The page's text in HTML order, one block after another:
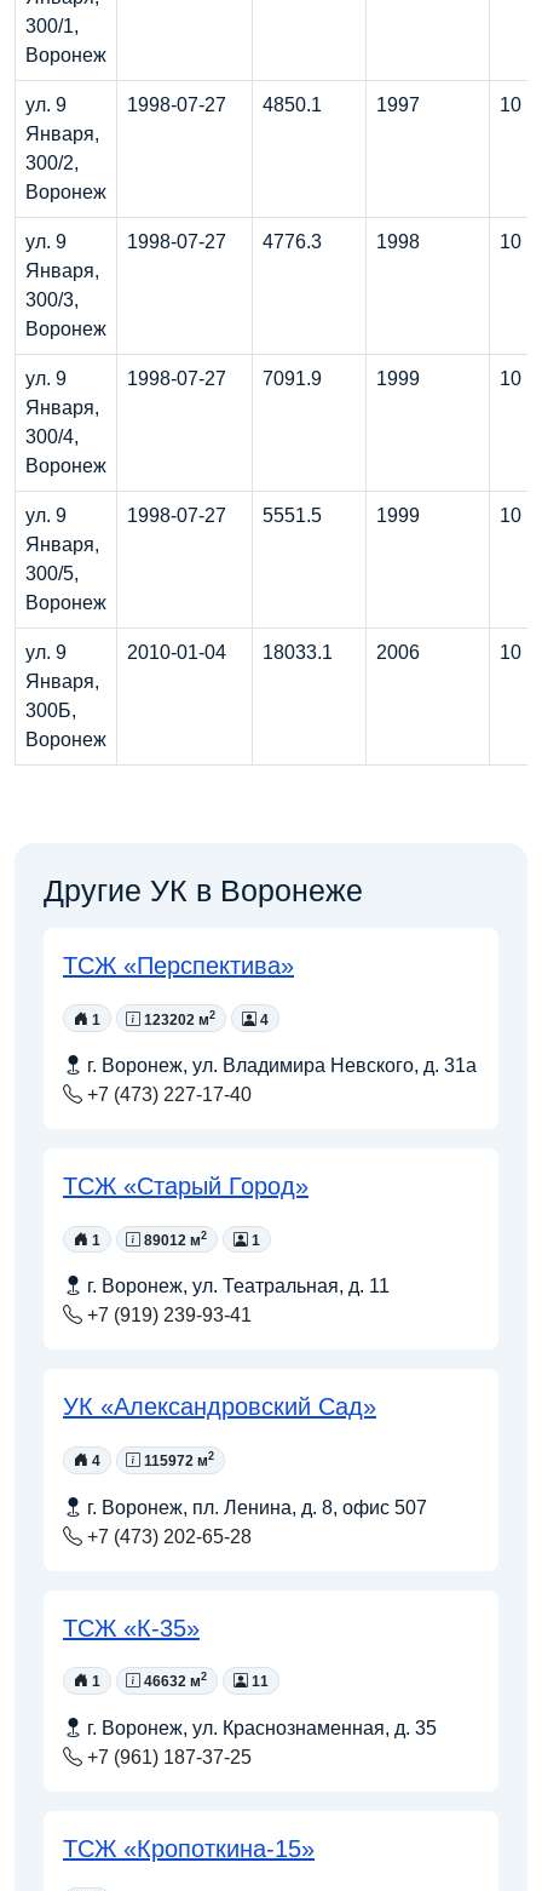
300/1,
Воронеж
ул. 9
Января,
300/2,
Воронеж
1998-07-27 4850.1 1997 10
ул. 9
Января,
300/3,
Воронеж
1998-07-27 4776.3 1998 10
ул. 9
Января,
300/4,
Воронеж
1998-07-27 7091.9 1999 10
ул. 9
Января,
300/5,
Воронеж
1998-07-27 5551.5 1999 10
ул. 9
Января,
300Б,
Воронеж
2010-01-04 18033.1 2006 10
Другие УК в Воронеже
ТСЖ «Перспектива»
1 123202 м2 4
г. Воронеж, ул. Владимира Невского, д. 31а
+7 (473) 227-17-40
ТСЖ «Старый Город»
1 89012 м2 1
г. Воронеж, ул. Театральная, д. 11
+7 (919) 239-93-41
УК «Александровский Сад»
4 115972 м2
г. Воронеж, пл. Ленина, д. 8, офис 507
+7 (473) 202-65-28
ТСЖ «К-35»
1 46632 м2 11
г. Воронеж, ул. Краснознаменная, д. 35
+7 (961) 187-37-25
ТСЖ «Кропоткина-15»